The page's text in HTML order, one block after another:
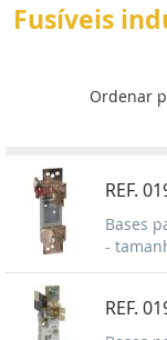
Fusíveis
Ordenar
REF.
Bases
-
REF.